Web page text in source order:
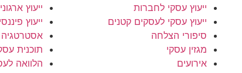
ייעוץ עסקי לחברות
ייעוץ עסקי לעסקים קטנים
סיפורי הצלחה
מגזין עסקי
אירועים
ייעוץ
ייעוץ
תוכנית
הלוואה